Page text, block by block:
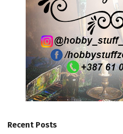
Recent Posts